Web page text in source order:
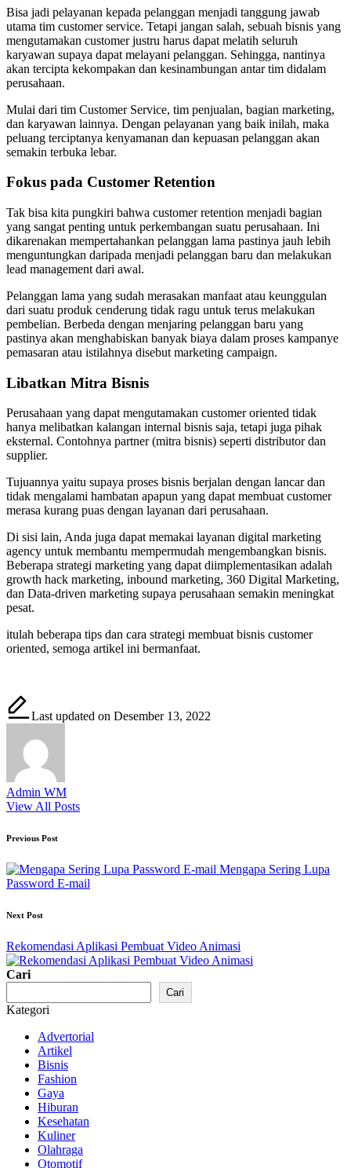
Bisa jadi pelayanan kepada pelanggan menjadi tanggung jawab
utama tim customer service. Tetapi jangan salah, sebuah bisnis yang
mengutamakan customer justru harus dapat melatih seluruh
karyawan supaya dapat melayani pelanggan. Sehingga, nantinya
akan tercipta kekompakan dan kesinambungan antar tim didalam
perusahaan.
Mulai dari tim Customer Service, tim penjualan, bagian marketing,
dan karyawan lainnya. Dengan pelayanan yang baik inilah, maka
peluang terciptanya kenyamanan dan kepuasan pelanggan akan
semakin terbuka lebar.
Fokus pada Customer Retention
Tak bisa kita pungkiri bahwa customer retention menjadi bagian
yang sangat penting untuk perkembangan suatu perusahaan. Ini
dikarenakan mempertahankan pelanggan lama pastinya jauh lebih
menguntungkan daripada menjadi pelanggan baru dan melakukan
lead management dari awal.
Pelanggan lama yang sudah merasakan manfaat atau keunggulan
dari suatu produk cenderung tidak ragu untuk terus melakukan
pembelian. Berbeda dengan menjaring pelanggan baru yang
pastinya akan menghabiskan banyak biaya dalam proses kampanye
pemasaran atau istilahnya disebut marketing campaign.
Libatkan Mitra Bisnis
Perusahaan yang dapat mengutamakan customer oriented tidak
hanya melibatkan kalangan internal bisnis saja, tetapi juga pihak
eksternal. Contohnya partner (mitra bisnis) seperti distributor dan
supplier.
Tujuannya yaitu supaya proses bisnis berjalan dengan lancar dan
tidak mengalami hambatan apapun yang dapat membuat customer
merasa kurang puas dengan layanan dari perusahaan.
Di sisi lain, Anda juga dapat memakai layanan digital marketing
agency untuk membantu mempermudah mengembangkan bisnis.
Beberapa strategi marketing yang dapat diimplementasikan adalah
growth hack marketing, inbound marketing, 360 Digital Marketing,
dan Data-driven marketing supaya perusahaan semakin meningkat
pesat.
itulah beberapa tips dan cara strategi membuat bisnis customer
oriented, semoga artikel ini bermanfaat.
Last updated on Desember 13, 2022
Admin WM
View All Posts
Post
navigation
Previous Post
Mengapa Sering Lupa
Password E-mail
Next Post
Rekomendasi Aplikasi Pembuat Video Animasi
Cari
Cari
Kategori
Advertorial
Artikel
Bisnis
Fashion
Gaya
Hiburan
Kesehatan
Kuliner
Olahraga
Otomotif